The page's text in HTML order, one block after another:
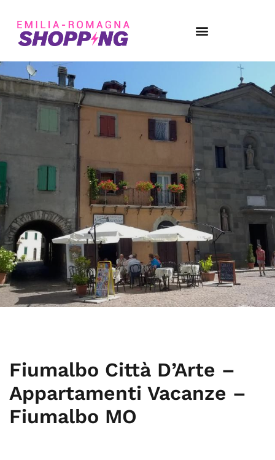
Fiumalbo Città D’Arte –
Appartamenti Vacanze –
Fiumalbo MO